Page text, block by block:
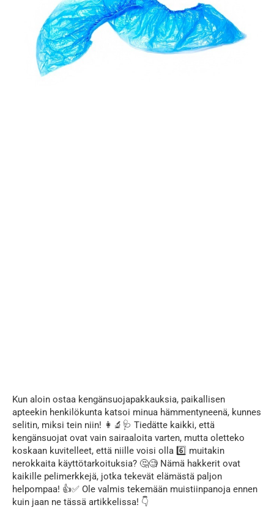
Kun aloin ostaa kengänsuojapakkauksia, paikallisen
apteekin henkilökunta katsoi minua hämmentyneenä, kunnes
selitin, miksi tein niin! 👩‍🔬🩺 Tiedätte kaikki, että
kengänsuojat ovat vain sairaaloita varten, mutta oletteko
koskaan kuvitelleet, että niille voisi olla 6️⃣ muitakin
nerokkaita käyttötarkoituksia? 🤔🧐 Nämä hakkerit ovat
kaikille pelimerkkejä, jotka tekevät elämästä paljon
helpompaa! 👍✅ Ole valmis tekemään muistiinpanoja ennen
kuin jaan ne tässä artikkelissa! 👇